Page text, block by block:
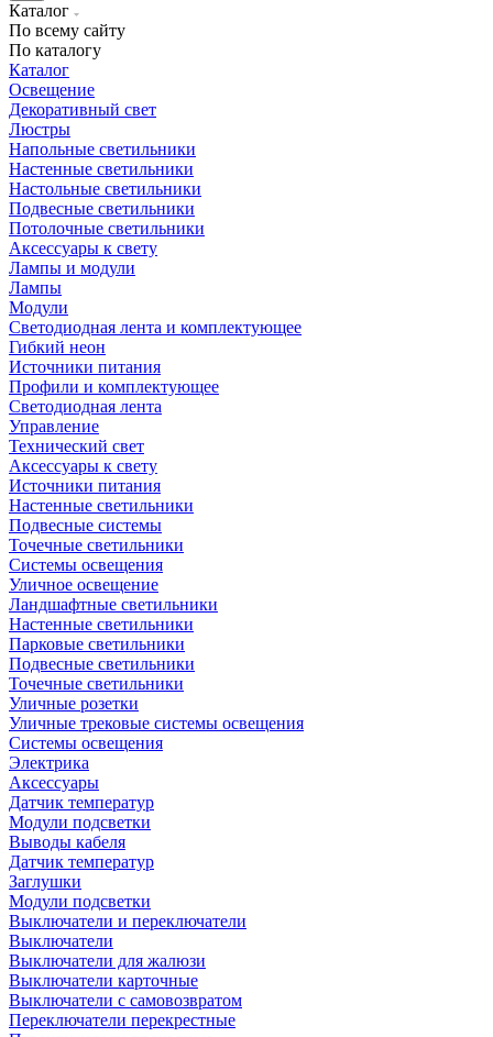
Каталог
По всему сайту
По каталогу
Каталог
Освещение
Декоративный свет
Люстры
Напольные светильники
Настенные светильники
Настольные светильники
Подвесные светильники
Потолочные светильники
Аксессуары к свету
Лампы и модули
Лампы
Модули
Светодиодная лента и комплектующее
Гибкий неон
Источники питания
Профили и комплектующее
Светодиодная лента
Управление
Технический свет
Аксессуары к свету
Источники питания
Настенные светильники
Подвесные системы
Точечные светильники
Системы освещения
Уличное освещение
Ландшафтные светильники
Настенные светильники
Парковые светильники
Подвесные светильники
Точечные светильники
Уличные розетки
Уличные трековые системы освещения
Системы освещения
Электрика
Аксессуары
Датчик температур
Модули подсветки
Выводы кабеля
Датчик температур
Заглушки
Модули подсветки
Выключатели и переключатели
Выключатели
Выключатели для жалюзи
Выключатели карточные
Выключатели с самовозвратом
Переключатели перекрестные